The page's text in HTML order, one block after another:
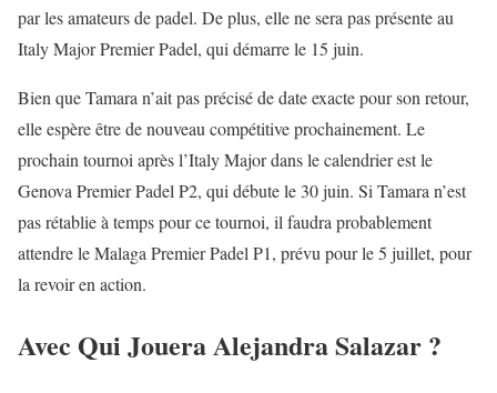
par les amateurs de padel. De plus, elle ne sera pas présente au
Italy Major Premier Padel, qui démarre le 15 juin.
Bien que Tamara n’ait pas précisé de date exacte pour son retour,
elle espère être de nouveau compétitive prochainement. Le
prochain tournoi après l’Italy Major dans le calendrier est le
Genova Premier Padel P2, qui débute le 30 juin. Si Tamara n’est
pas rétablie à temps pour ce tournoi, il faudra probablement
attendre le Malaga Premier Padel P1, prévu pour le 5 juillet, pour
la revoir en action.
Avec Qui Jouera Alejandra Salazar ?